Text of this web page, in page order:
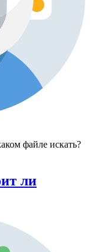
файле искать?
ли